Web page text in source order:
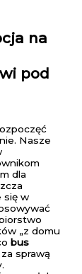
na
pod
Nasze
dla
się w
„z domu
bus
sprawą